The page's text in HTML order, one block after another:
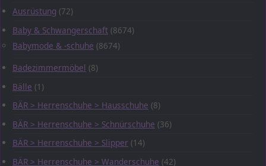
Ausrüstung (72)
Baby & Schwangerschaft (8674)
Babymode & -schuhe (8674)
Badezimmermöbel (8)
Bälle (1)
BÄR > Herrenschuhe > Hausschuhe (8)
BÄR > Herrenschuhe > Schnürschuhe (36)
BÄR > Herrenschuhe > Slipper (14)
BÄR > Herrenschuhe > Wanderschuhe (42)